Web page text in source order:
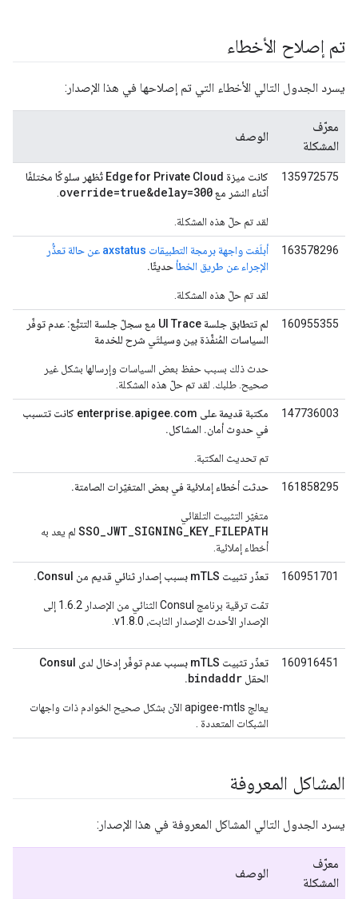
تم إصلاح الأخطاء
يسرد الجدول التالي الأخطاء التي تم إصلاحها في هذا الإصدار:
معرّف
المشكلة
الوصف
135972575
كانت ميزة Edge for Private Cloud تُظهر سلوكًا مختلفًا
أثناء النشر معoverride=true&delay=300
لقد تم حلّ هذه المشكلة.
163578296
أبلَغت واجهة برمجة التطبيقات axstatus عن حالة تعذُّر
الإجراء عن طريق الخطأحديثًا.
لقد تم حلّ هذه المشكلة.
160955355
لم تتطابق جلسة UI Trace مع سجلّ جلسة التتبُّع: عدم توفّر
السياسات المُنفَّذة بين وسيلتَي شرح للخدمة
حدث ذلك بسبب حفظ بعض السياسات وإرسالها بشكل غير
صحيح. طلبك. لقد تم حلّ هذه المشكلة.
147736003
مكتبة قديمة على enterprise.apigee.com كانت تتسبب
في حدوث أمان. المشاكل.
تم تحديث المكتبة.
161858295 حدثت أخطاء إملائية في بعض المتغيّرات الصامتة.
متغيّر التثبيت التلقائي
SSO_JWT_SIGNING_KEY_FILEPATH لم يعد به
أخطاء إملائية.
160951701 تعذّر تثبيت mTLS بسبب إصدار ثنائي قديم من Consul.
تمّت ترقية برنامج Consul الثنائي من الإصدار 1.6.2 إلى
الإصدار الأحدث الإصدار الثابت، v1.8.0.
160916451
تعذّر تثبيت mTLS بسبب عدم توفّر إدخال لدى Consul
الحقل bindaddr
.
يعالج apigee-mtls الآن بشكل صحيح الخوادم ذات واجهات
الشبكات المتعددة .
المشاكل المعروفة
يسرد الجدول التالي المشاكل المعروفة في هذا الإصدار:
معرّف
المشكلة
الوصف